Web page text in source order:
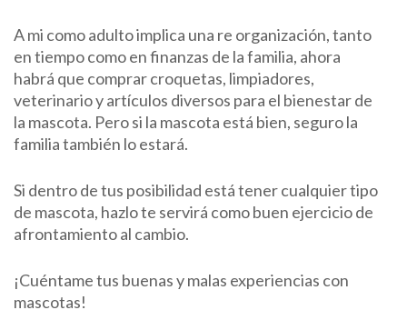
A mi como adulto implica una re organización, tanto
en tiempo como en finanzas de la familia, ahora
habrá que comprar croquetas, limpiadores,
veterinario y artículos diversos para el bienestar de
la mascota. Pero si la mascota está bien, seguro la
familia también lo estará.
Si dentro de tus posibilidad está tener cualquier tipo
de mascota, hazlo te servirá como buen ejercicio de
afrontamiento al cambio.
¡Cuéntame tus buenas y malas experiencias con
mascotas!